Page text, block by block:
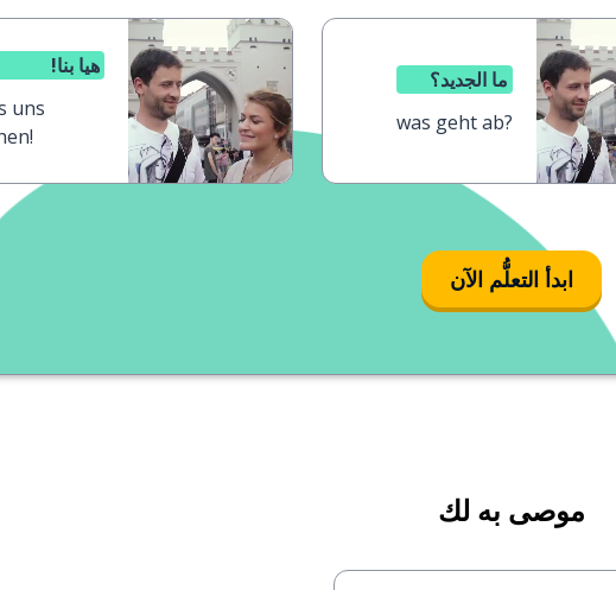
ما الجديد؟
was geht ab?
هيا بنا!
uns
ابدأ التعلُّم الآن
موصى به لك